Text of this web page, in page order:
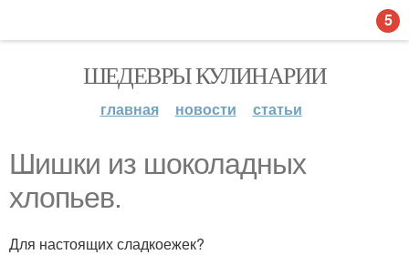
ШЕДЕВРЫ КУЛИНАРИИ
главная новости статьи
Шишки из шоколадных
хлопьев.
Для настоящих сладкоежек?
5